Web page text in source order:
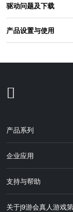
驱动问题及下载
产品设置与使用
产品系列
企业应用
支持与帮助
关于j9游会真人游戏